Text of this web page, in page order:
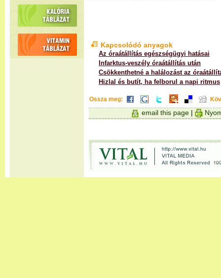
Kapcsolódó anyagok
Az óraátállítás egészségügyi hatásai
Infarktus-veszély óraátállítás után
Csökkenthetné a halálozást az
Hizlal és butít, ha felborul a napi ritmus
Ossza meg:
email this page |